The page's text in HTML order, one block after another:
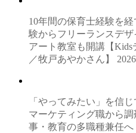
10年間の保育士経験を
験からフリーランスデ
アート教室も開講【Kids
／牧戸あやかさん】
「やってみたい」を信
マーケティング職から
事・教育の多職種兼任